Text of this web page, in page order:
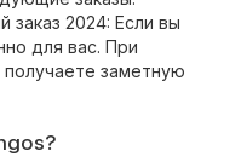
заказ 2024: Если вы
для вас. При
заметную